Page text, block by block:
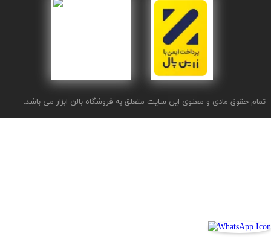
تمام حقوق مادی و معنوی این سایت متعلق به فروشگاه بالن ابزار می باشد.